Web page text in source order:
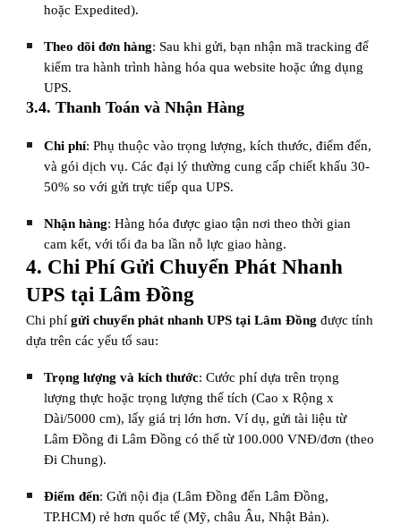
hoặc Expedited).
Theo dõi đơn hàng: Sau khi gửi, bạn nhận mã tracking để
kiểm tra hành trình hàng hóa qua website hoặc ứng dụng
UPS.
3.4. Thanh Toán và Nhận Hàng
Chi phí: Phụ thuộc vào trọng lượng, kích thước, điểm đến,
và gói dịch vụ. Các đại lý thường cung cấp chiết khấu 30-
50% so với gửi trực tiếp qua UPS.
Nhận hàng: Hàng hóa được giao tận nơi theo thời gian
cam kết, với tối đa ba lần nỗ lực giao hàng.
4. Chi Phí Gửi Chuyển Phát Nhanh
UPS tại Lâm Đồng
Chi phígửi chuyển phát nhanh UPS tại Lâm Đồng được tính
dựa trên các yếu tố sau:
Trọng lượng và kích thước: Cước phí dựa trên trọng
lượng thực hoặc trọng lượng thể tích (Cao x Rộng x
Dài/5000 cm), lấy giá trị lớn hơn. Ví dụ, gửi tài liệu từ
Lâm Đồng đi Lâm Đồng có thể từ 100.000 VNĐ/đơn (theo
Đi Chung).
Điểm đến: Gửi nội địa (Lâm Đồng đến Lâm Đồng,
TP.HCM) rẻ hơn quốc tế (Mỹ, châu Âu, Nhật Bản).